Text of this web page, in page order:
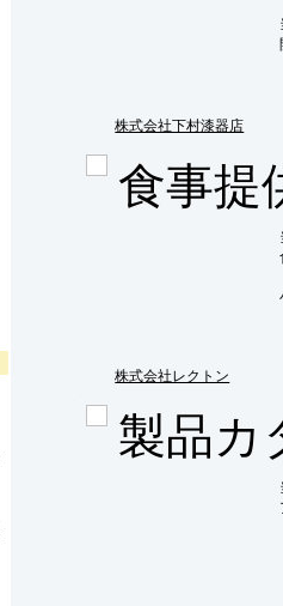
株式会社下村漆器店
食事提
株式会社レクトン
製品